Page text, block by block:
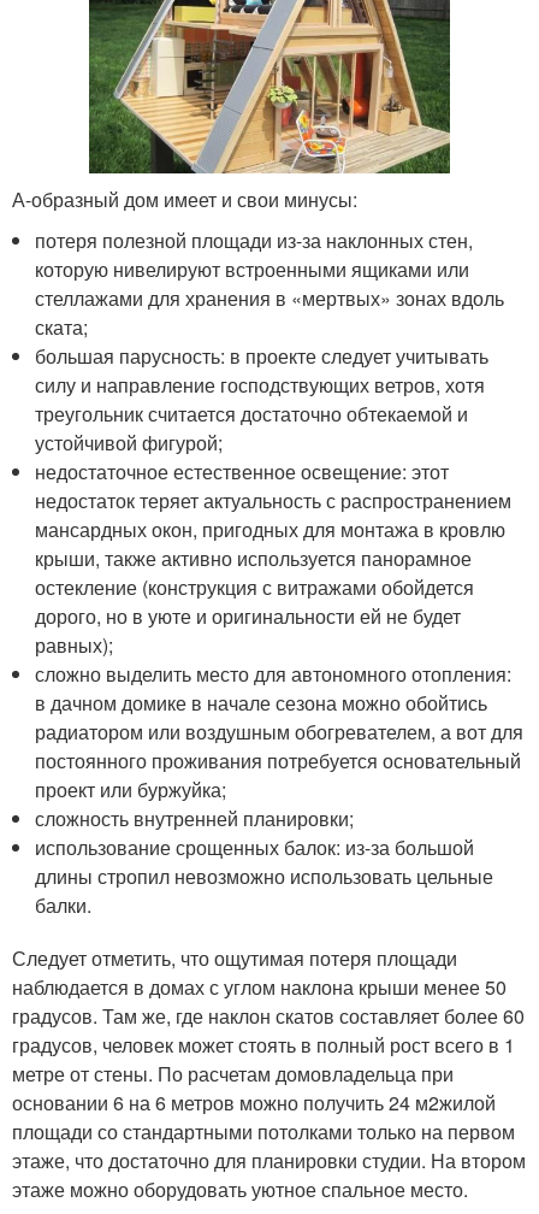
А-образный дом имеет и свои минусы:
потеря полезной площади из-за наклонных стен,
которую нивелируют встроенными ящиками или
стеллажами для хранения в «мертвых» зонах вдоль
ската;
большая парусность: в проекте следует учитывать
силу и направление господствующих ветров, хотя
треугольник считается достаточно обтекаемой и
устойчивой фигурой;
недостаточное естественное освещение: этот
недостаток теряет актуальность с распространением
мансардных окон, пригодных для монтажа в кровлю
крыши, также активно используется панорамное
остекление (конструкция с витражами обойдется
дорого, но в уюте и оригинальности ей не будет
равных);
сложно выделить место для автономного отопления:
в дачном домике в начале сезона можно обойтись
радиатором или воздушным обогревателем, а вот для
постоянного проживания потребуется основательный
проект или буржуйка;
сложность внутренней планировки;
использование срощенных балок: из-за большой
длины стропил невозможно использовать цельные
балки.
Следует отметить, что ощутимая потеря площади
наблюдается в домах с углом наклона крыши менее 50
градусов. Там же, где наклон скатов составляет более 60
градусов, человек может стоять в полный рост всего в 1
метре от стены. По расчетам домовладельца при
основании 6 на 6 метров можно получить 24 м2жилой
площади со стандартными потолками только на первом
этаже, что достаточно для планировки студии. На втором
этаже можно оборудовать уютное спальное место.